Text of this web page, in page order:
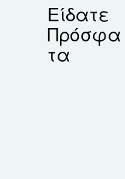
Είδατε
Πρόσφα
τα